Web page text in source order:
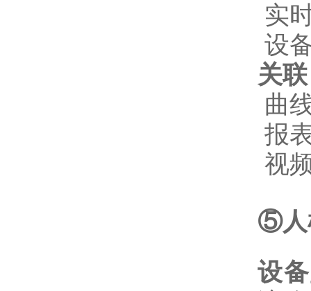
实
设
关
曲
报
视
⑤人
设